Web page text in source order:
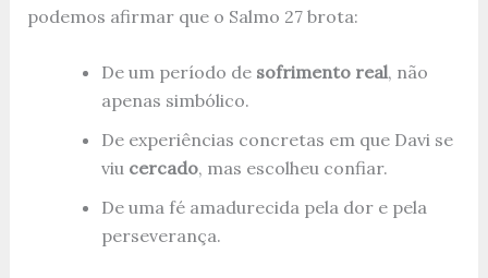
podemos afirmar que o Salmo 27 brota:
De um período de sofrimento real, não
apenas simbólico.
De experiências concretas em que Davi se
viu cercado, mas escolheu confiar.
De uma fé amadurecida pela dor e pela
perseverança.